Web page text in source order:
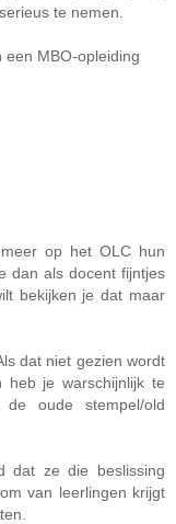
te nemen.
een MBO-opleiding
op het OLC hun
dan als docent fijntjes
bekijken je dat maar
dat niet gezien wordt
je warschijnlijk te
de oude stempel/old
dat ze die beslissing
van leerlingen krijgt